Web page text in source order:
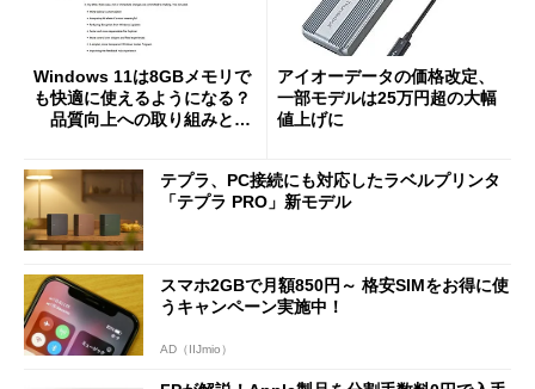
Windows 11は8GBメモリで
も快適に使えるようになる？
品質向上への取り組みと
アイオーデータの価格改定、
一部モデルは25万円超の大幅
値上げに
テプラ、PC接続にも対応したラベルプリンタ
「テプラ PRO」新モデル
スマホ2GBで月額850円～ 格安SIMをお得に使
うキャンペーン実施中！
AD（IIJmio）